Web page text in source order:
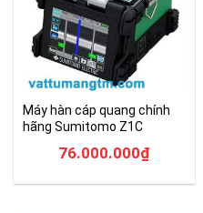
Máy hàn cáp quang chính
hãng Sumitomo Z1C
76.000.000₫